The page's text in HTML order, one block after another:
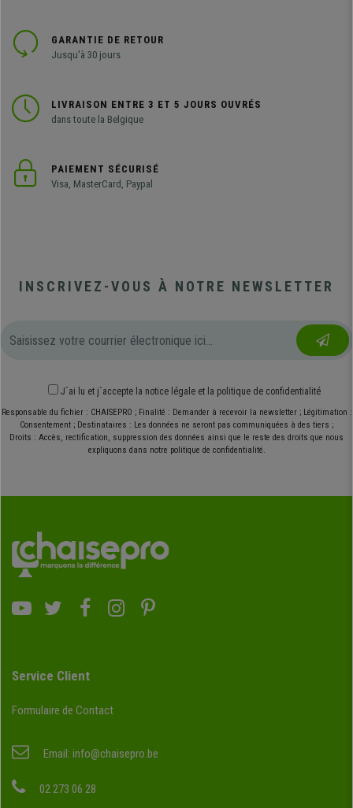
GARANTIE DE RETOUR
Jusqu'à 30 jours
LIVRAISON ENTRE 3 ET 5 JOURS OUVRÉS
dans toute la Belgique
PAIEMENT SÉCURISÉ
Visa, MasterCard, Paypal
INSCRIVEZ-VOUS À NOTRE NEWSLETTER
J´ai lu et j´accepte la notice légale et la politique de confidentialité
Responsable du fichier : CHAISEPRO ; Finalité : Demander à recevoir la newsletter ; Légitimation :
Consentement ; Destinataires : Les données ne seront pas communiquées à des tiers ;
Droits : Accès, rectification, suppression des données ainsi que le reste des droits que nous
expliquons dans notre politique de confidentialité.
Service Client
Formulaire de Contact
Email: info@chaisepro.be
02 273 06 28